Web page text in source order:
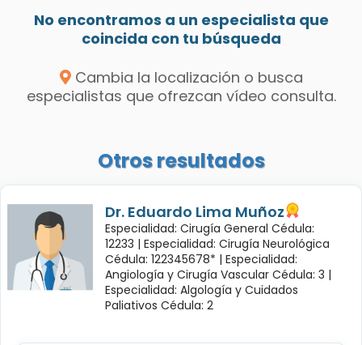
No encontramos a un especialista que
coincida con tu búsqueda
Cambia la localización o busca
especialistas que ofrezcan vídeo consulta.
Otros resultados
Dr. Eduardo Lima Muñoz
Especialidad: Cirugía General Cédula:
12233 | Especialidad: Cirugía Neurológica
Cédula: 122345678* | Especialidad:
Angiología y Cirugía Vascular Cédula: 3 |
Especialidad: Algología y Cuidados
Paliativos Cédula: 2